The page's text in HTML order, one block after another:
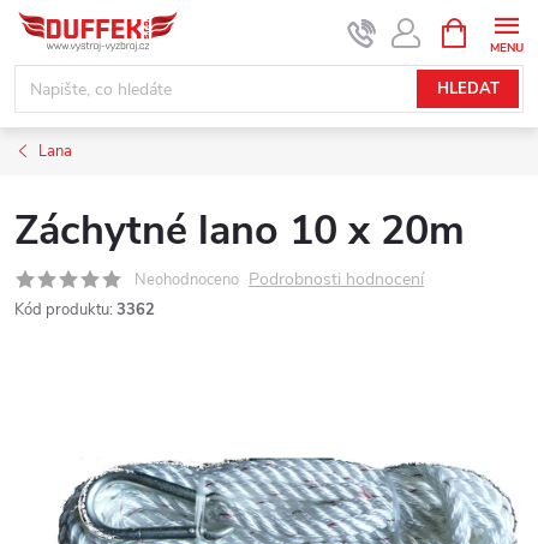
Přejít
obsah
HLEDAT
NÁKUPNÍ
KOŠÍK
Lana
Záchytné lano 10 x 20m
Neohodnoceno Podrobnosti hodnocení
Kód produktu: 3362